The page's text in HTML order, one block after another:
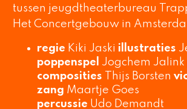
tussen jeugdtheaterbureau
Het Concertgebouw in
regie Kiki Jaski illustraties
poppenspel Jogchem Jalink
composities
Thijs Borsten
zang Maartje Goes
percussie Udo Demandt